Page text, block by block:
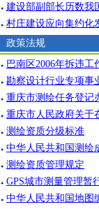
● 建设部副部长历数我
● 村庄建设应向集约化
政策法规
● 巴南区2006年拆违工
● 勘察设计行业专项事
● 重庆市测绘任务登记
● 重庆市人民政府关于
● 测绘资质分级标准
● 中华人民共和国测绘
● 测绘资质管理规定
● GPS城市测量管理暂
● 中华人民共和国地图